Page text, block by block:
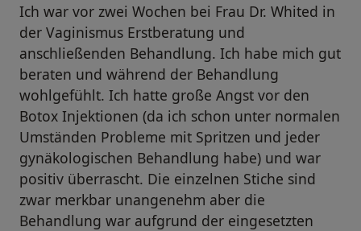
Ich war vor zwei Wochen bei Frau Dr. Whited in
der Vaginismus Erstberatung und
anschließenden Behandlung. Ich habe mich gut
beraten und während der Behandlung
wohlgefühlt. Ich hatte große Angst vor den
Botox Injektionen (da ich schon unter normalen
Umständen Probleme mit Spritzen und jeder
gynäkologischen Behandlung habe) und war
positiv überrascht. Die einzelnen Stiche sind
zwar merkbar unangenehm aber die
Behandlung war aufgrund der eingesetzten